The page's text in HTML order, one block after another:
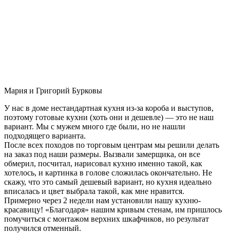
Мария и Григорий Бурковы
У нас в доме нестандартная кухня из-за короба и выступов,
поэтому готовые кухни (хоть они и дешевле) — это не наш
вариант. Мы с мужем много где были, но не нашли
подходящего варианта.
После всех походов по торговым центрам мы решили делать
на заказ под наши размеры. Вызвали замерщика, он все
обмерил, посчитал, нарисовал кухню именно такой, как
хотелось, и картинка в голове сложилась окончательно. Не
скажу, что это самый дешевый вариант, но кухня идеально
вписалась и цвет выбрала такой, как мне нравится.
Примерно через 2 недели нам установили нашу кухню-
красавицу! «Благодаря» нашим кривым стенам, им пришлось
помучиться с монтажом верхних шкафчиков, но результат
получился отменный.